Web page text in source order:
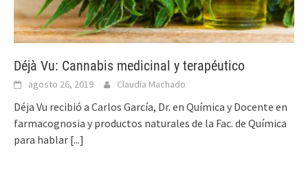
Déjà Vu: Cannabis medicinal y terapéutico
agosto 26, 2019 Claudia Machado
Déja Vu recibió a Carlos García, Dr. en Química y Docente en
farmacognosia y productos naturales de la Fac. de Química
para hablar [...]